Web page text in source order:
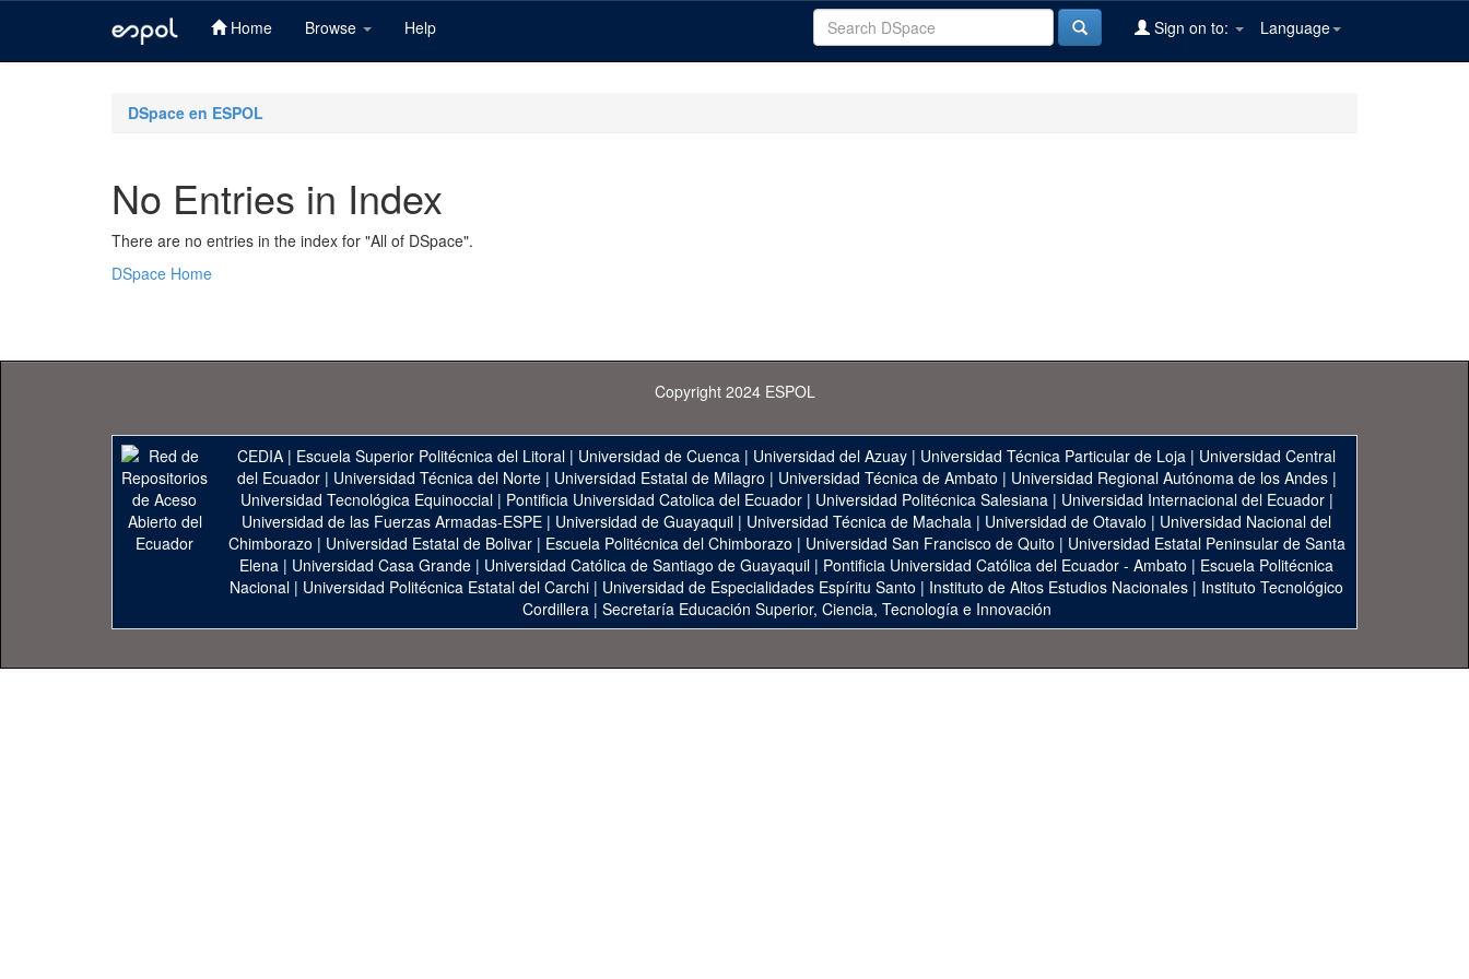
Home Browse Help Language
Sign on to:
DSpace en ESPOL
No Entries in Index
There are no entries in the index for "All of DSpace".
DSpace Home
Copyright 2024 ESPOL
CEDIA | Escuela Superior Politécnica del Litoral | Universidad de Cuenca | Universidad del Azuay | Universidad Técnica Particular de Loja | Universidad Central
del Ecuador| Universidad Técnica del Norte| Universidad Estatal de Milagro | Universidad Técnica de Ambato | Universidad Regional Autónoma de los Andes|
Universidad Tecnológica Equinoccial| Pontificia Universidad Catolica del Ecuador| Universidad Politécnica Salesiana| Universidad Internacional del Ecuador|
Universidad de las Fuerzas Armadas-ESPE | Universidad de Guayaquil | Universidad Técnica de Machala | Universidad de Otavalo | Universidad Nacional del
Chimborazo | Universidad Estatal de Bolivar| Escuela Politécnica del Chimborazo | Universidad San Francisco de Quito | Universidad Estatal Peninsular de Santa
Elena | Universidad Casa Grande | Universidad Católica de Santiago de Guayaquil | Pontificia Universidad Católica del Ecuador - Ambato | Escuela Politécnica
Nacional | Universidad Politécnica Estatal del Carchi | Universidad de Especialidades Espíritu Santo | Instituto de Altos Estudios Nacionales | Instituto Tecnológico
Cordillera| Secretaría Educación Superior, Ciencia, Tecnología e Innovación